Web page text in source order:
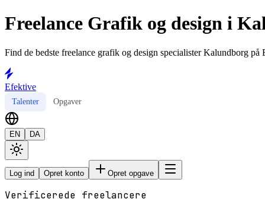
Freelance Grafik og design i
Find de bedste freelance grafik og design specialister Kalundborg
Efektive
Talenter Opgaver
EN DA
Log ind Opret konto Opret opgave
Verificerede freelancere